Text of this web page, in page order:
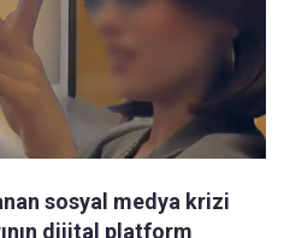
sosyal medya krizi
dijital platform